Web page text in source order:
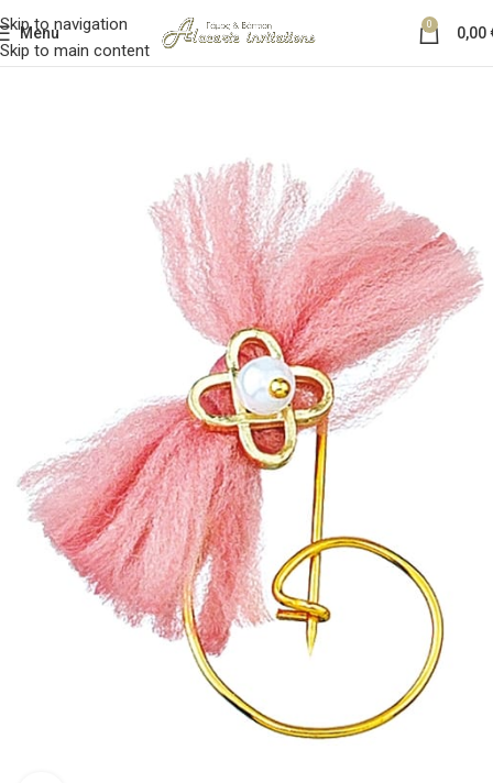
Skip to navigation
Skip to main content
Menu 0 0,00